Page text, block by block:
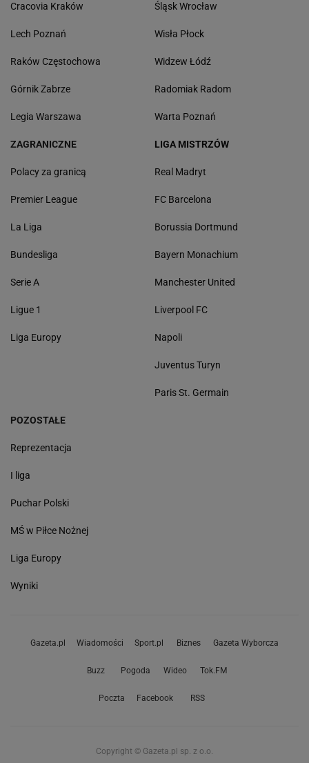
Cracovia Kraków
Lech Poznań
Raków Częstochowa
Górnik Zabrze
Legia Warszawa
Śląsk Wrocław
Wisła Płock
Widzew Łódź
Radomiak Radom
Warta Poznań
ZAGRANICZNE
Polacy za granicą
Premier League
La Liga
Bundesliga
Serie A
Ligue 1
Liga Europy
LIGA MISTRZÓW
Real Madryt
FC Barcelona
Borussia Dortmund
Bayern Monachium
Manchester United
Liverpool FC
Napoli
Juventus Turyn
Paris St. Germain
POZOSTAŁE
Reprezentacja
I liga
Puchar Polski
MŚ w Piłce Nożnej
Liga Europy
Wyniki
Gazeta.pl Wiadomości Sport.pl Biznes Gazeta Wyborcza
Buzz Pogoda Wideo Tok.FM
Poczta Facebook RSS
Copyright © Gazeta.pl sp. z o.o.